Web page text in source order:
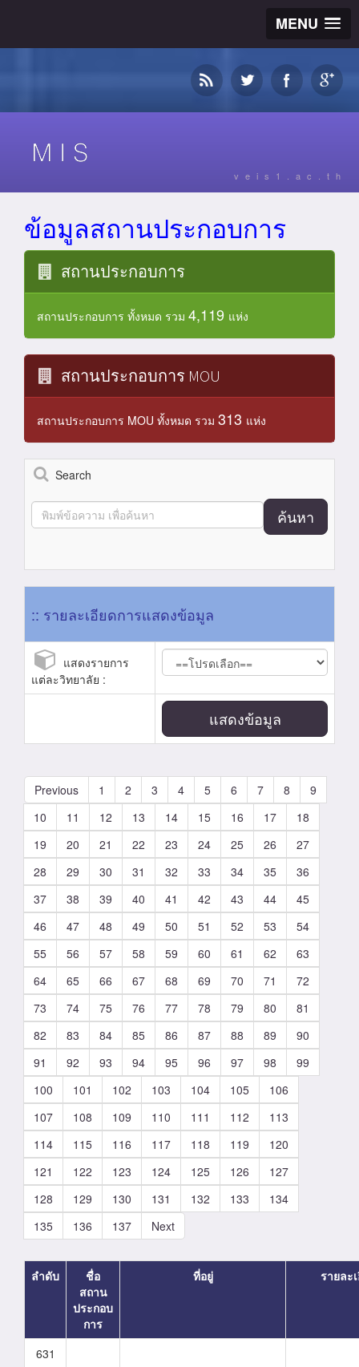
MENU
veis1.ac.th
ข้อมูลสถานประกอบการ
สถานประกอบการ
สถานประกอบการ ทั้งหมด รวม 4,119 แห่ง
สถานประกอบการ MOU
สถานประกอบการ MOU ทั้งหมด รวม 313 แห่ง
Search
ค้นหา
:: รายละเอียดการแสดงข้อมูล
แสดงรายการ
แต่ละวิทยาลัย :
แสดงข้อมูล
Previous 1 2 3 4 5 6 7 8
9
10
11 12 13 14 15 16 17
18
19
20 21 22 23 24 25 26
27
28
29 30 31 32 33 34 35
36
37
38 39 40 41 42 43 44
45
46
47 48 49 50 51 52 53
54
55
56 57 58 59 60 61 62
63
64
65 66 67 68 69 70 71
72
73
74 75 76 77 78 79 80
81
82
83 84 85 86 87 88 89
90
91
92 93 94 95 96 97 98
99
100
101 102 103 104 105
106
107
108 109 110 111 112
113
114
115 116 117 118 119
120
121
122 123 124 125 126
127
128
129 130 131 132 133
134
135
136 137 Next
ลำดับ
ชื่อ
สถาน
ประกอบ
การ
ที่อยู่ รายละ
631